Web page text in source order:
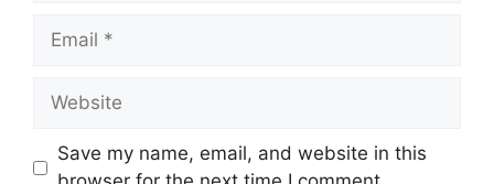
Email
Website
Save my name, email, and website in this